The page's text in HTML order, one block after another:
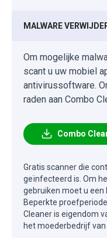
MALWARE
Om mogelijke
scant u uw mobiel
antivirussoftware.
raden aan Combo
Combo
Gratis scanner die
geïnfecteerd is. Om
gebruiken moet u een
Beperkte
Cleaner is eigendom
het moederbedrijf van